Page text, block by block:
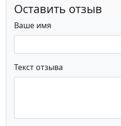
Оставить отзыв
Ваше имя
Текст отзыва